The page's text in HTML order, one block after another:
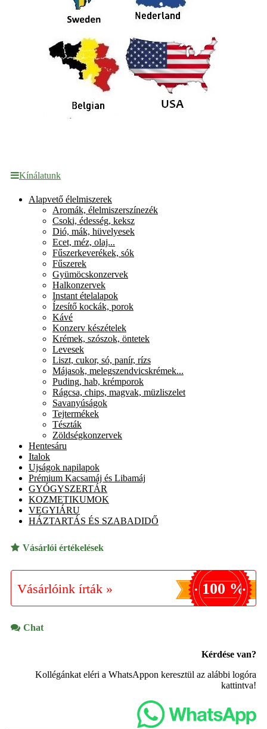
Kínálatunk
Alapvető élelmiszerek
Aromák, élelmiszerszínezék
Csoki, édesség, keksz
Dió, mák, hüvelyesek
Ecet, méz, olaj...
Fűszerkeverékek, sók
Fűszerek
Gyümöcskonzervek
Halkonzervek
Instant ételalapok
Ízesítő kockák, porok
Kávé
Konzerv készételek
Krémek, szószok, öntetek
Levesek
Liszt, cukor, só, panír, rízs
Májasok, melegszendvicskrémek...
Puding, hab, krémporok
Rágcsa, chips, magvak, müzliszelet
Savanyúságok
Tejtermékek
Tészták
Zöldségkonzervek
Hentesáru
Italok
Ujságok napilapok
Prémium Kacsamáj és Libamáj
GYÓGYSZERTÁR
KOZMETIKUMOK
VEGYIÁRU
HÁZTARTÁS ÉS SZABADIDŐ
Vásárlói értékelések
Vásárlóink írták » 100 %
Chat
Kérdése van?
Kollégánkat eléri a WhatsAppon keresztül az alábbi logóra
kattintva!